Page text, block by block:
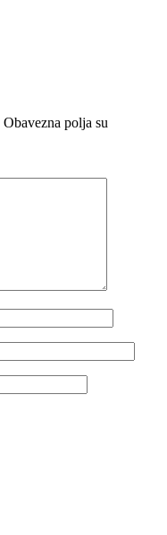
Obavezna polja su